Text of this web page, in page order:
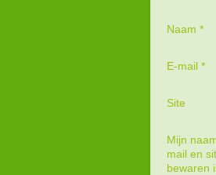
Naam *
E-mail *
Site
Mijn
mail en
bewaren